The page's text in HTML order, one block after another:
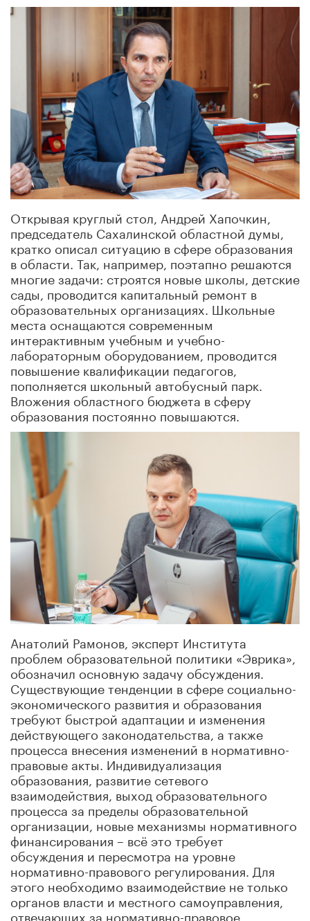
Открывая круглый стол, Андрей Хапочкин,
председатель Сахалинской областной думы,
кратко описал ситуацию в сфере образования
в области. Так, например, поэтапно решаются
многие задачи: строятся новые школы, детские
сады, проводится капитальный ремонт в
образовательных организациях. Школьные
места оснащаются современным
интерактивным учебным и учебно-
лабораторным оборудованием, проводится
повышение квалификации педагогов,
пополняется школьный автобусный парк.
Вложения областного бюджета в сферу
образования постоянно повышаются.
Анатолий Рамонов, эксперт Института
проблем образовательной политики «Эврика»,
обозначил основную задачу обсуждения.
Существующие тенденции в сфере социально-
экономического развития и образования
требуют быстрой адаптации и изменения
действующего законодательства, а также
процесса внесения изменений в нормативно-
правовые акты. Индивидуализация
образования, развитие сетевого
взаимодействия, выход образовательного
процесса за пределы образовательной
организации, новые механизмы нормативного
финансирования – всё это требует
обсуждения и пересмотра на уровне
нормативно-правового регулирования. Для
этого необходимо взаимодействие не только
органов власти и местного самоуправления,
отвечающих за нормативно-правовое